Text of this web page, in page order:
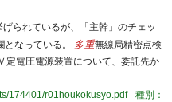
られているが、「主幹」のチェッ
なっている。
多重無線局精密点検
定電圧電源装置について、委託先か
174401/r01houkokusyo.pdf
種別：